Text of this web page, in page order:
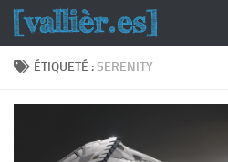
Skip to content
ÉTIQUETÉ :SERENITY